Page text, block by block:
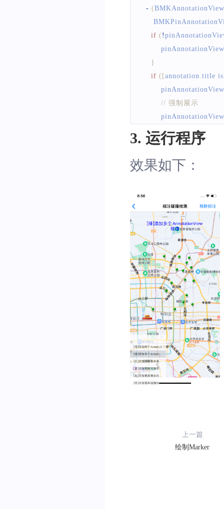
- (BMKAnnotationView
if ( !
}
if ( [annotation.title
        pinAnnotationView
// 强制展示
        pinAnnotationView
} else if ([annotation
        pinAnnotationView
// 最大展示级别
        pinAnnotationView
        pinAnnotationView
} else {
        pinAnnotationView
}
// 开启碰撞检测
    pinAnnotationView
return
3. 运行程序
效果如下：
上一篇
绘制Marker